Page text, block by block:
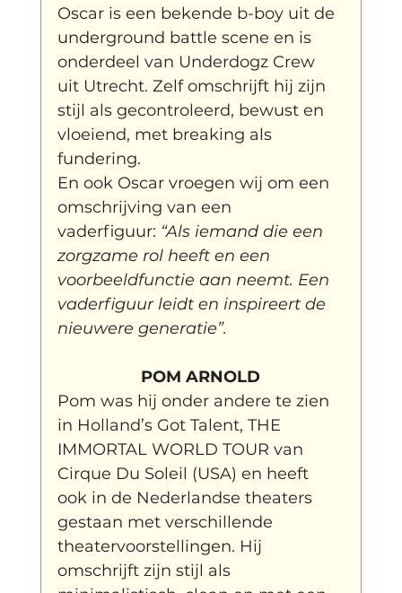
Oscar is een bekende b-boy uit de
underground battle scene en is
onderdeel van Underdogz Crew
uit Utrecht. Zelf omschrijft hij zijn
stijl als gecontroleerd, bewust en
vloeiend, met breaking als
fundering.
En ook Oscar vroegen wij om een
omschrijving van een
vaderfiguur: “Als iemand die een
zorgzame rol heeft en een
voorbeeldfunctie aan neemt. Een
vaderfiguur leidt en inspireert de
nieuwere generatie”.
POM ARNOLD
Pom was hij onder andere te zien
in Holland’s Got Talent, THE
IMMORTAL WORLD TOUR van
Cirque Du Soleil (USA) en heeft
ook in de Nederlandse theaters
gestaan met verschillende
theatervoorstellingen. Hij
omschrijft zijn stijl als